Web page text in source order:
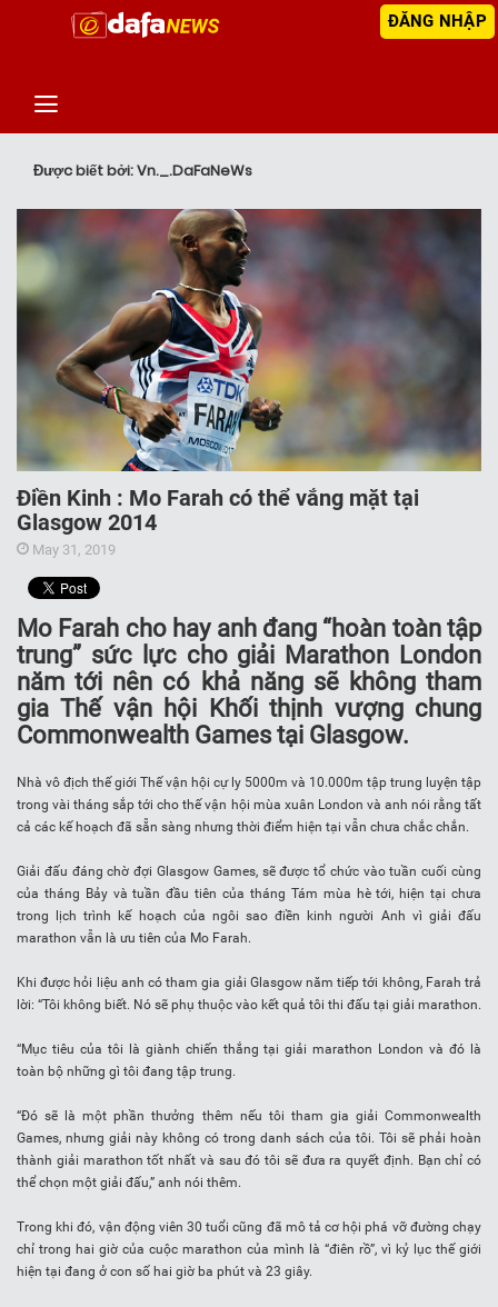
ĐĂNG NHẬP
Được biết bởi: Vn._.DaFaNeWs
Điền Kinh : Mo Farah có thể vắng mặt tại
Glasgow 2014
May 31, 2019
Mo Farah cho hay anh đang “hoàn toàn tập
trung” sức lực cho giải Marathon London
năm tới nên có khả năng sẽ không tham
gia Thế vận hội Khối thịnh vượng chung
Commonwealth Games tại Glasgow.
Nhà vô địch thế giới Thế vận hội cự ly 5000m và 10.000m tập trung luyện tập
trong vài tháng sắp tới cho thế vận hội mùa xuân London và anh nói rằng tất
cả các kế hoạch đã sẵn sàng nhưng thời điểm hiện tại vẫn chưa chắc chắn.
Giải đấu đáng chờ đợi Glasgow Games, sẽ được tổ chức vào tuần cuối cùng
của tháng Bảy và tuần đầu tiên của tháng Tám mùa hè tới, hiện tại chưa
trong lịch trình kế hoạch của ngôi sao điền kinh người Anh vì giải đấu
marathon vẫn là ưu tiên của Mo Farah.
Khi được hỏi liệu anh có tham gia giải Glasgow năm tiếp tới không, Farah trả
lời: “Tôi không biết. Nó sẽ phụ thuộc vào kết quả tôi thi đấu tại giải marathon.
“Mục tiêu của tôi là giành chiến thắng tại giải marathon London và đó là
toàn bộ những gì tôi đang tập trung.
“Đó sẽ là một phần thưởng thêm nếu tôi tham gia giải Commonwealth
Games, nhưng giải này không có trong danh sách của tôi. Tôi sẽ phải hoàn
thành giải marathon tốt nhất và sau đó tôi sẽ đưa ra quyết định. Bạn chỉ có
thể chọn một giải đấu,” anh nói thêm.
Trong khi đó, vận động viên 30 tuổi cũng đã mô tả cơ hội phá vỡ đường chạy
chỉ trong hai giờ của cuộc marathon của mình là “điên rồ”, vì kỷ lục thế giới
hiện tại đang ở con số hai giờ ba phút và 23 giây.